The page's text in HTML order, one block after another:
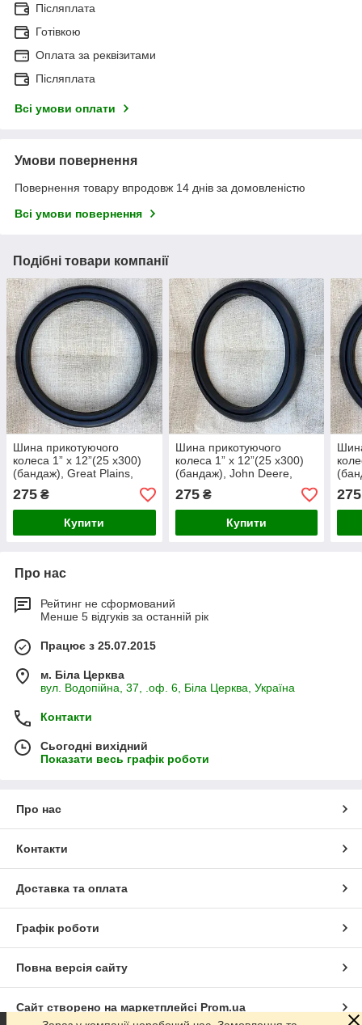
Післяплата
Готівкою
Оплата за реквізитами
Післяплата
Всі умови оплати
Умови повернення
Повернення товару впродовж 14 днів за домовленістю
Всі умови повернення
Подібні товари компанії
Шина прикотуючого
колеса 1” x 12”(25 x300)
(бандаж), Great Plains,
814-034C
275 ₴
Купити
Шина прикотуючого
колеса 1” x 12”(25 x300)
(бандаж), John Deere,
A22325
275₴
Купити
275
Про нас
Рейтинг не сформований
Менше 5 відгуків за останній рік
Працює з 25.07.2015
м. Біла Церква
вул. Водопійна, 37, .оф. 6, Біла Церква, Україна
Контакти
Сьогодні вихідний
Показати весь графік роботи
Про нас
Контакти
Доставка та оплата
Графік роботи
Повна версія сайту
Сайт створено на маркетплейсі Prom.ua